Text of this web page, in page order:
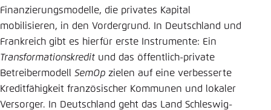
Finanzierungsmodelle, die privates Kapital
mobilisieren, in den Vordergrund. In Deutschland und
Frankreich gibt es hierfür erste Instrumente: Ein
Transformationskredit und das öffentlich-private
Betreibermodell SemOp zielen auf eine verbesserte
Kreditfähigkeit französischer Kommunen und lokaler
Versorger. In Deutschland geht das Land Schleswig-